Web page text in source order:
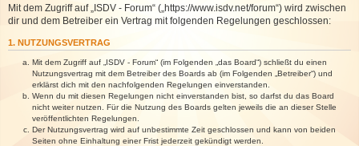
Mit dem Zugriff auf „ISDV - Forum“ („https://www.isdv.net/forum“) wird zwischen
dir und dem Betreiber ein Vertrag mit folgenden Regelungen geschlossen:
1. NUTZUNGSVERTRAG
Mit dem Zugriff auf „ISDV - Forum“ (im Folgenden „das Board“) schließt du einen
Nutzungsvertrag mit dem Betreiber des Boards ab (im Folgenden „Betreiber“) und
erklärst dich mit den nachfolgenden Regelungen einverstanden.
Wenn du mit diesen Regelungen nicht einverstanden bist, so darfst du das Board
nicht weiter nutzen. Für die Nutzung des Boards gelten jeweils die an dieser Stelle
veröffentlichten Regelungen.
Der Nutzungsvertrag wird auf unbestimmte Zeit geschlossen und kann von beiden
Seiten ohne Einhaltung einer Frist jederzeit gekündigt werden.